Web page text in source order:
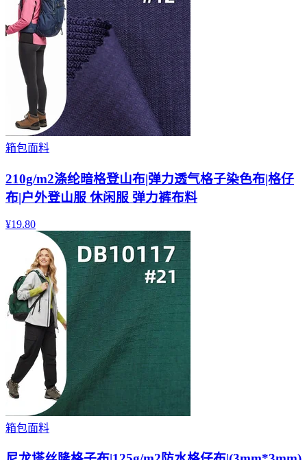
箱包面料
210g/m2涤纶暗格登山布|弹力透气格子染色布|格仔
布|户外登山服 休闲服 弹力裤布料
¥19.80
箱包面料